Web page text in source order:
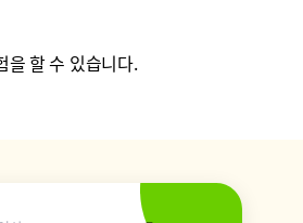
을 할 수 있습니다.